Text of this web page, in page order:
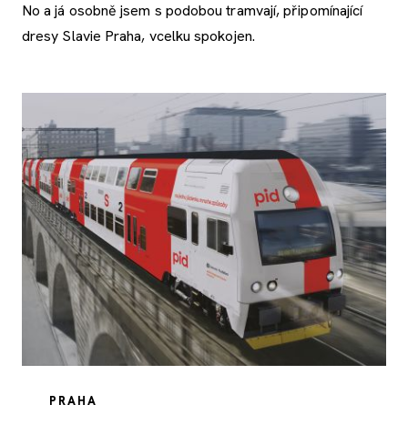
No a já osobně jsem s podobou tramvají, připomínající
dresy Slavie Praha, vcelku spokojen.
PRAHA